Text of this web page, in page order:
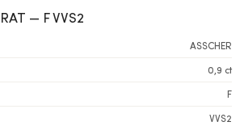
— F VVS2
ASSCHER
0,9 ct
F
VVS2